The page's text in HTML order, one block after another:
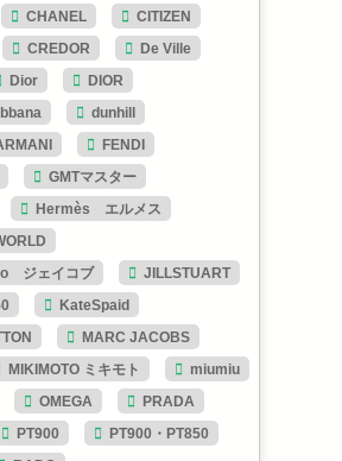
CHANEL
CITIZEN
CREDOR
De Ville
Dior
DIOR
dunhill
FENDI
GMTマスター
Hermès エルメス
ジェイコブ
JILLSTUART
KateSpaid
MARC JACOBS
MIKIMOTO ミキモト
miumiu
OMEGA
PRADA
PT900
PT900・PT850